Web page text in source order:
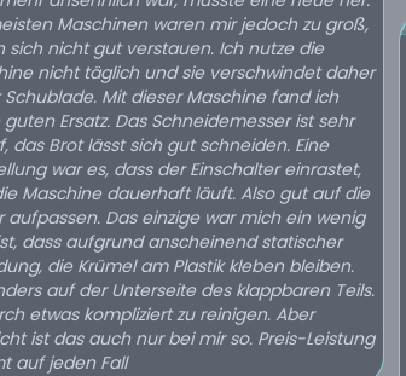
Maschinen waren mir jedoch zu groß,
sich nicht gut verstauen. Ich nutze die
nicht täglich und sie verschwindet daher
Schublade. Mit dieser Maschine fand ich
Ersatz. Das Schneidemesser ist sehr
das Brot lässt sich gut schneiden. Eine
war es, dass der Einschalter einrastet,
Maschine dauerhaft läuft. Also gut auf die
aufpassen. Das einzige war mich ein wenig
dass aufgrund anscheinend statischer
die Krümel am Plastik kleben bleiben.
auf der Unterseite des klappbaren Teils.
etwas kompliziert zu reinigen. Aber
ist das auch nur bei mir so. Preis-Leistung
auf jeden Fall